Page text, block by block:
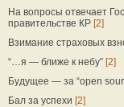
На вопросы отвечает
правительстве КР [2]
Взимание страховых
“…я — ближе к небу” [2]
Будущее — за “open
Бал за успехи [2]